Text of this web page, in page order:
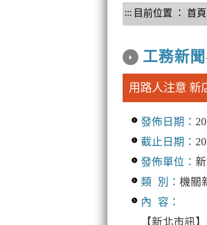
::: 目前位置 ： 首頁
工務新
用路人注意 新
發佈日期：
截止日期：
發佈單位：
類 別： 機關
內 容：
【新北市訊